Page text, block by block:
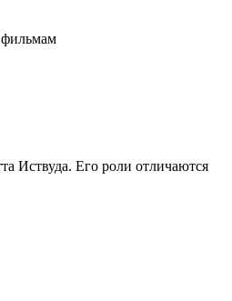
Иствуда. Его роли отличаются